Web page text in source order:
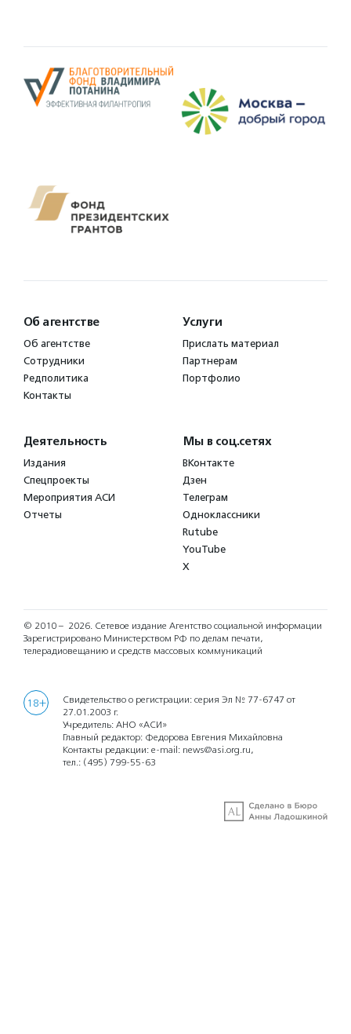
Об агентстве
Об агентстве
Сотрудники
Редполитика
Контакты
Услуги
Прислать материал
Партнерам
Портфолио
Деятельность
Издания
Спецпроекты
Мероприятия АСИ
Отчеты
Мы в соц.сетях
ВКонтакте
Дзен
Телеграм
Одноклассники
Rutube
YouTube
X
© 2010 – 2026. Сетевое издание Агентство социальной информации
Зарегистрировано Министерством РФ по делам печати,
телерадиовещанию и средств массовых коммуникаций
18+
Свидетельство о регистрации: серия Эл № 77-6747 от
27.01.2003 г.
Учредитель: АНО «АСИ»
Главный редактор: Федорова Евгения Михайловна
Контакты редакции: e-mail: news@asi.org.ru,
тел.: (495) 799-55-63